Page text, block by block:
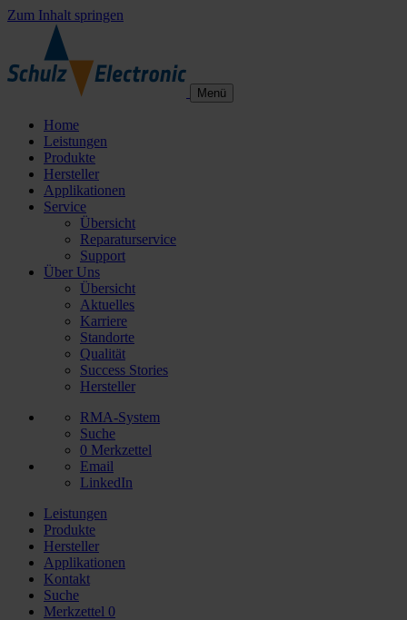
Zum Inhalt springen
Menü
Home
Leistungen
Produkte
Hersteller
Applikationen
Service
Übersicht
Reparaturservice
Support
Über Uns
Übersicht
Aktuelles
Karriere
Standorte
Qualität
Success Stories
Hersteller
RMA-System
Suche
0 Merkzettel
Email
LinkedIn
Leistungen
Produkte
Hersteller
Applikationen
Kontakt
Suche
Merkzettel 0